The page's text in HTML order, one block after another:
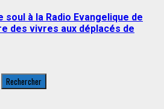
soul à la Radio Evangelique de
des vivres aux déplacés de
Rechercher